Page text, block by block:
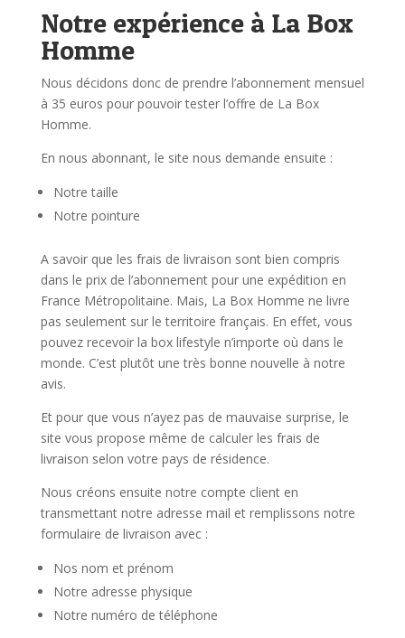
Notre expérience à La Box
Homme
Nous décidons donc de prendre l’abonnement mensuel
à 35 euros pour pouvoir tester l’offre de La Box
Homme.
En nous abonnant, le site nous demande ensuite :
Notre taille
Notre pointure
A savoir que les frais de livraison sont bien compris
dans le prix de l’abonnement pour une expédition en
France Métropolitaine. Mais, La Box Homme ne livre
pas seulement sur le territoire français. En effet, vous
pouvez recevoir la box lifestyle n’importe où dans le
monde. C’est plutôt une très bonne nouvelle à notre
avis.
Et pour que vous n’ayez pas de mauvaise surprise, le
site vous propose même de calculer les frais de
livraison selon votre pays de résidence.
Nous créons ensuite notre compte client en
transmettant notre adresse mail et remplissons notre
formulaire de livraison avec :
Nos nom et prénom
Notre adresse physique
Notre numéro de téléphone